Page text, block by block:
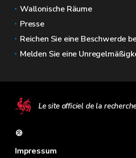
Wallonische Räume
Presse
Reichen Sie eine Beschwerde
Melden Sie eine
Le site officiel de la
🍪
Impressum